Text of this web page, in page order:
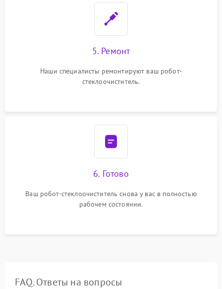
5. Ремонт
Наши специалисты ремонтируют ваш робот-
стеклоочиститель.
6. Готово
Ваш робот-стеклоочиститель снова у вас в полностью
рабочем состоянии.
FAQ. Ответы на вопросы